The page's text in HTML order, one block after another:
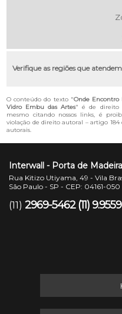
Verifique as regiões que
O conteúdo do texto "Onde Encontro
Vidro Embu das Artes" é de direito
mesmo citando nossos links, é
violação de direito autoral – artigo 184
autorais.
Interwall - Porta de Madeira
Rua Kitizo Utiyama, 49 - Vila
São Paulo - SP - CEP: 04161-050
(11) 2969-5462 (11)